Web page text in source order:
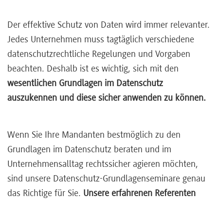
e-
Learnings
Referenten
Kontakt
Über
Der effektive Schutz von Daten wird immer relevanter.
Jedes Unternehmen muss tagtäglich verschiedene
datenschutzrechtliche Regelungen und Vorgaben
beachten. Deshalb ist es wichtig, sich mit den
wesentlichen Grundlagen im Datenschutz
auszukennen und diese sicher anwenden zu können.
Wenn Sie Ihre Mandanten bestmöglich zu den
Grundlagen im Datenschutz beraten und im
Unternehmensalltag rechtssicher agieren möchten,
sind unsere Datenschutz-Grundlagenseminare genau
das Richtige für Sie. Unsere erfahrenen Referenten